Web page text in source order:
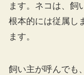
ます。ネコは、飼
根本的には従属し
ます。
飼い主が呼んでも